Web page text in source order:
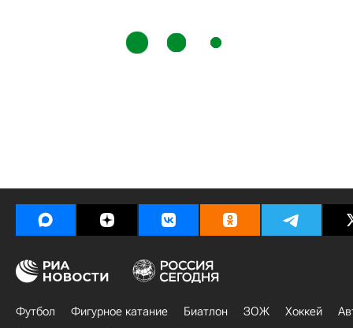
Футбол Фигурное катание Биатлон ЗОЖ Хоккей